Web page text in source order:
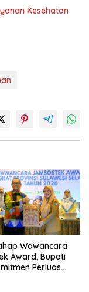
Kesehatan
Wawancara
Award, Bupati
Perluas